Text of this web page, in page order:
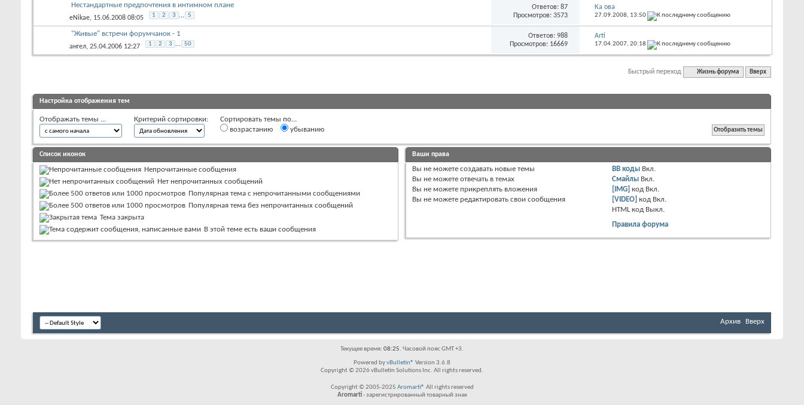
Нестандартные предпочтения в интимном плане
eNikae, 15.06.2008 08:05 1 2 3 ... 5
Ответов: 87
Просмотров: 3573
Ка ова
27.09.2008, 13:50
"Живые" встречи форумчанок - 1
ангел, 25.04.2006 12:27 1 2 3 ... 50
Ответов: 988
Просмотров: 16669
Arti
17.04.2007, 20:18
Быстрый переход Жизнь форума Вверх
Настройка отображения тем
Отображать темы ... Критерий сортировки:
Сортировать темы по...
возрастанию
убыванию
Список иконок
Непрочитанные сообщения
Нет непрочитанных сообщений
Популярная тема с непрочитанными сообщениями
Популярная тема без непрочитанных сообщений
Тема закрыта
В этой теме есть ваши сообщения
Ваши права
Вы не можете создавать новые темы
Вы не можете отвечать в темах
Вы не можете прикреплять вложения
Вы не можете редактировать свои сообщения
BB коды Вкл.
Смайлы Вкл.
[IMG] код Вкл.
[VIDEO] код Вкл.
HTML код Выкл.
Правила форума
Архив Вверх
Текущее время: 08:25. Часовой пояс GMT +3.
Powered byvBulletin® Version 3.6.8
Copyright © 2026 vBulletin Solutions Inc. All rights reserved.
Copyright © 2005-2025 Aromarti® All rights reserved
Aromarti- зарегистрированный товарный знак